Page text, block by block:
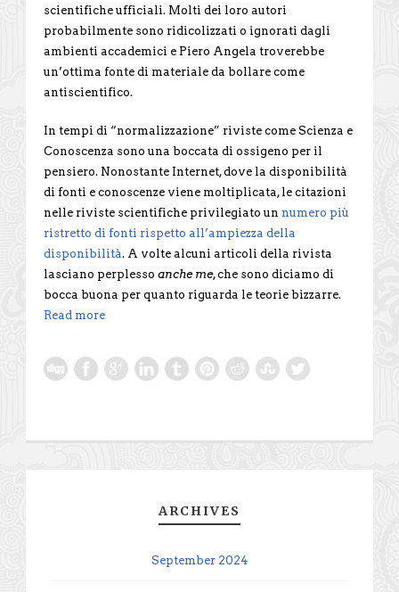
scientifiche ufficiali. Molti dei loro autori
probabilmente sono ridicolizzati o ignorati dagli
ambienti accademici e Piero Angela troverebbe
un’ottima fonte di materiale da bollare come
antiscientifico.
In tempi di “normalizzazione” riviste come Scienza e
Conoscenza sono una boccata di ossigeno per il
pensiero. Nonostante Internet, dove la disponibilità
di fonti e conoscenze viene moltiplicata, le citazioni
nelle riviste scientifiche privilegiato un numero più
ristretto di fonti rispetto all’ampiezza della
disponibilità. A volte alcuni articoli della rivista
lasciano perplesso anche me, che sono diciamo di
bocca buona per quanto riguarda le teorie bizzarre.
Read more
ARCHIVES
September 2024